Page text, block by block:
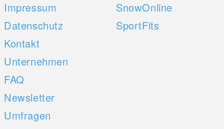
Impressum
Datenschutz
Kontakt
Unternehmen
FAQ
Newsletter
Umfragen
SnowOnline
SportFits